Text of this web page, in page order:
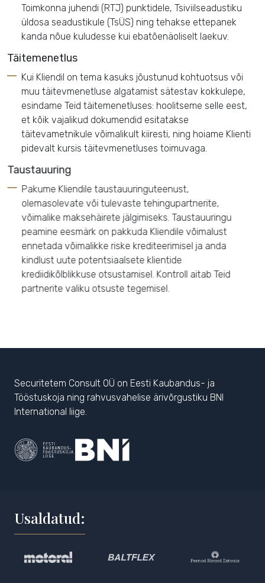
Toimkonna juhendi (RTJ) punktidele, Tsiviilseadustiku
üldosa seadustikule (TsÜS) ning tehakse ettepanek
kanda nõue kuludesse kui ebatõenäoliselt laekuv.
Täitemenetlus
Kui Kliendil on tema kasuks jõustunud kohtuotsus või
muu täitevmenetluse algatamist sätestav kokkulepe,
esindame Teid täitemenetluses: hoolitseme selle eest,
et kõik vajalikud dokumendid esitatakse
täitevametnikule võimalikult kiiresti, ning hoiame Klienti
pidevalt kursis täitevmenetluses toimuvaga.
Taustauuring
Pakume Kliendile taustauuringuteenust,
olemasolevate või tulevaste tehingupartnerite,
võimalike maksehäirete jälgimiseks. Taustauuringu
peamine eesmärk on pakkuda Kliendile võimalust
ennetada võimalikke riske krediteerimisel ja anda
kindlust uute potentsiaalsete klientide
krediidikõlblikkuse otsustamisel. Kontroll aitab Teid
partnerite valiku otsuste tegemisel.
Securitetem Consult OÜ on Eesti Kaubandus- ja
Tööstuskoja ning rahvusvahelise ärivõrgustiku BNI
International liige.
Usaldatud: